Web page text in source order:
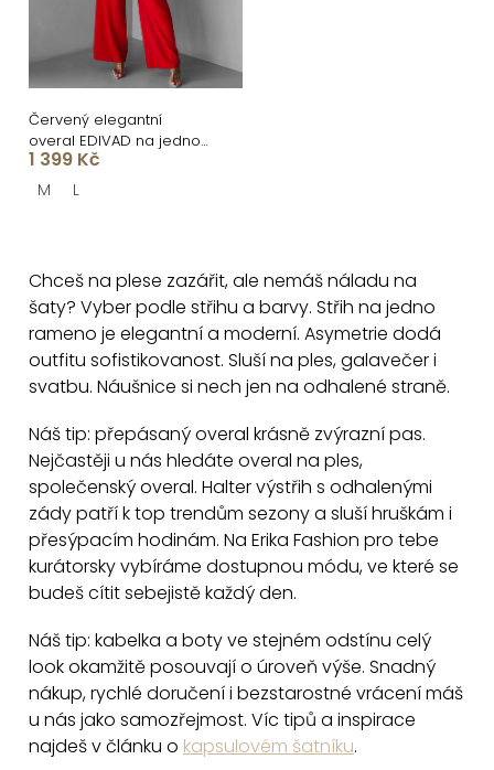
k
t
ů
o
d
u
k
Červený elegantní
overal EDIVAD na jedno
rameno
1 399 Kč
M L
l
á
d
a
í
p
r
v
k
y
v
ý
p
i
s
u
Chceš na plese zazářit, ale nemáš náladu na
šaty? Vyber podle střihu a barvy. Střih na jedno
rameno je elegantní a moderní. Asymetrie dodá
outfitu sofistikovanost. Sluší na ples, galavečer i
svatbu. Náušnice si nech jen na odhalené straně.
Náš tip: přepásaný overal krásně zvýrazní pas.
Nejčastěji u nás hledáte overal na ples,
společenský overal. Halter výstřih s odhalenými
zády patří k top trendům sezony a sluší hruškám i
přesýpacím hodinám. Na Erika Fashion pro tebe
kurátorsky vybíráme dostupnou módu, ve které se
budeš cítit sebejistě každý den.
Náš tip: kabelka a boty ve stejném odstínu celý
look okamžitě posouvají o úroveň výše. Snadný
nákup, rychlé doručení i bezstarostné vrácení máš
u nás jako samozřejmost. Víc tipů a inspirace
najdeš v článku o kapsulovém šatníku.